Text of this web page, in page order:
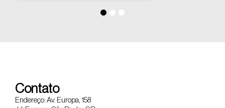
Contato
Endereço: Av. Europa, 158